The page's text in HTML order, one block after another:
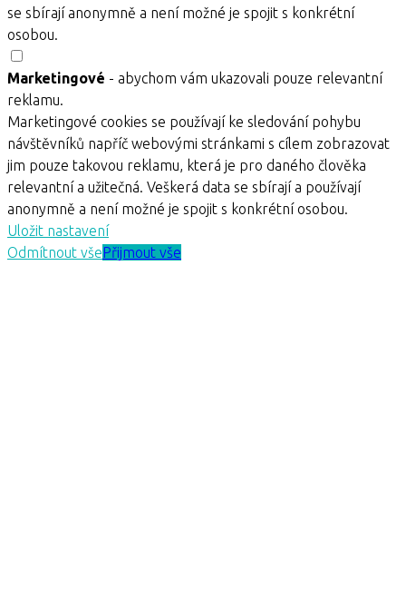
se sbírají anonymně a není možné je spojit s konkrétní
osobou.
Marketingové - abychom vám ukazovali pouze relevantní
reklamu.
Marketingové cookies se používají ke sledování pohybu
návštěvníků napříč webovými stránkami s cílem zobrazovat
jim pouze takovou reklamu, která je pro daného člověka
relevantní a užitečná. Veškerá data se sbírají a používají
anonymně a není možné je spojit s konkrétní osobou.
Uložit nastavení
Odmítnout všePřijmout vše